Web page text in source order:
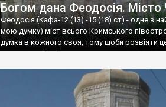
Богом дана Феодосія. Місто
Феодосія (Кафа-12 (13) -15 (18) ст) - одне з
мою думку) міст всього Кримського
думка в кожного своя, тому щоби розвіяти
запрошую відвідати це